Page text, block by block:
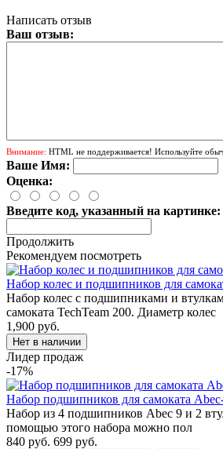
Написать отзыв
Ваш отзыв:
Внимание: HTML не поддерживается! Используйте
Ваше Имя:
Оценка:
Введите код, указанный на картинке:
Продолжить
Рекомендуем посмотреть
Набор колес и подшипников для
Набор колес с подшипниками и
самоката TechTeam 200. Диаметр колес
1,900 руб.
Лидер продаж
-17%
Набор подшипников для самоката
Набор из 4 подшипников Abec 9 и 2
помощью этого набора можно пол
840 руб. 699 руб.